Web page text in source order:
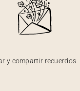
y compartir recuerdos